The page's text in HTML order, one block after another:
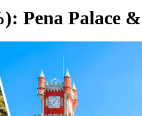
Pena Palace